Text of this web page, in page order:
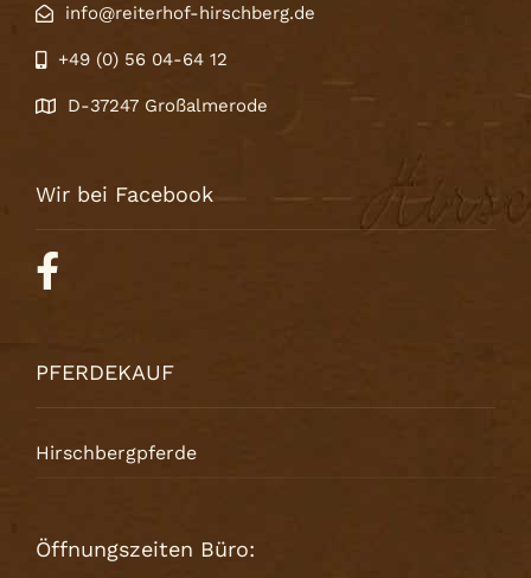
info@reiterhof-hirschberg.de
+49 (0) 56 04-64 12
D-37247 Großalmerode
Wir bei Facebook
PFERDEKAUF
Hirschbergpferde
Öffnungszeiten Büro: